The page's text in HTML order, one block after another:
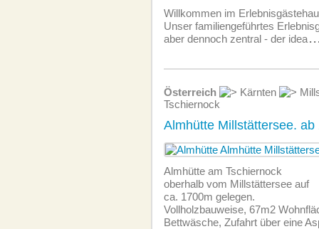
Willkommen im
Unser familiengeführtes
aber dennoch zentral - der idea
Österreich Kärnten
Tschiernock
Almhütte Millstättersee. ab
Almhütte am Tschiernock
oberhalb vom Millstättersee auf
ca. 1700m gelegen.
Vollholzbauweise, 67m2
Bettwäsche, Zufahrt über eine